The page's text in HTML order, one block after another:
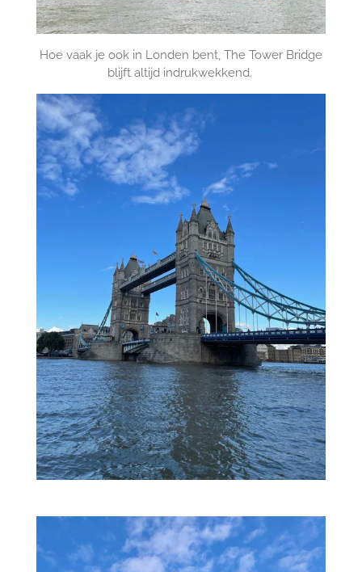
Hoe vaak je ook in Londen bent, The Tower Bridge
blijft altijd indrukwekkend.